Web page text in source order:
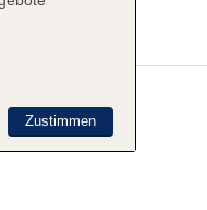
Zustimmen